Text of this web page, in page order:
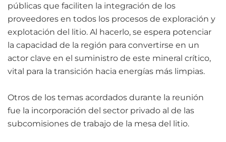
públicas que faciliten la integración de los
proveedores en todos los procesos de exploración y
explotación del litio. Al hacerlo, se espera potenciar
la capacidad de la región para convertirse en un
actor clave en el suministro de este mineral crítico,
vital para la transición hacia energías más limpias.
Otros de los temas acordados durante la reunión
fue la incorporación del sector privado al de las
subcomisiones de trabajo de la mesa del litio.